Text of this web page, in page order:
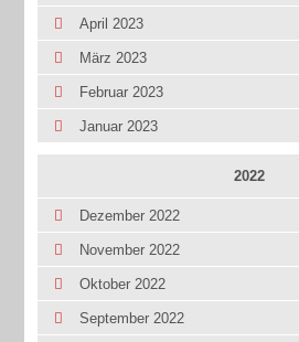
April 2023
März 2023
Februar 2023
Januar 2023
2022
Dezember 2022
November 2022
Oktober 2022
September 2022